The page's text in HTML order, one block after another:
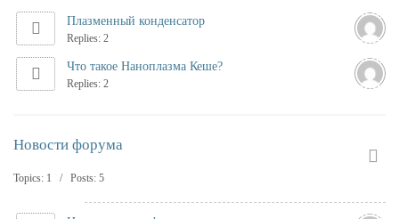
Плазменный конденсатор
Replies: 2
Что такое Наноплазма Кеше?
Replies: 2
Новости форума
Topics: 1 / Posts: 5